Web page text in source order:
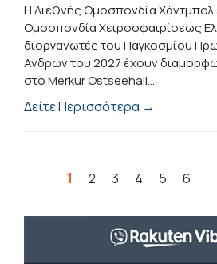
Η Διεθνής Ομοσπονδία
Ομοσπονδία Χειροσφαιρίσεως
διοργανωτές του Παγκοσμίου
Ανδρών του 2027 έχουν
στο Merkur Ostseehall...
Δείτε Περισσότερα →
1 2 3 4 5 6